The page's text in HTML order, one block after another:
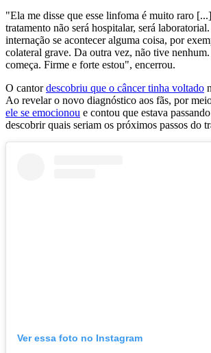
"Ela me disse que esse linfoma é muito raro
tratamento não será hospitalar, será
internação se acontecer alguma coisa, por
colateral grave. Da outra vez, não tive
começa. Firme e forte estou", encerrou.
O cantordescobriu que o câncer tinha voltado
Ao revelar o novo diagnóstico aos fãs, por
ele se emocionou e contou que estava
descobrir quais seriam os próximos passos do
Ver essa foto no Instagram